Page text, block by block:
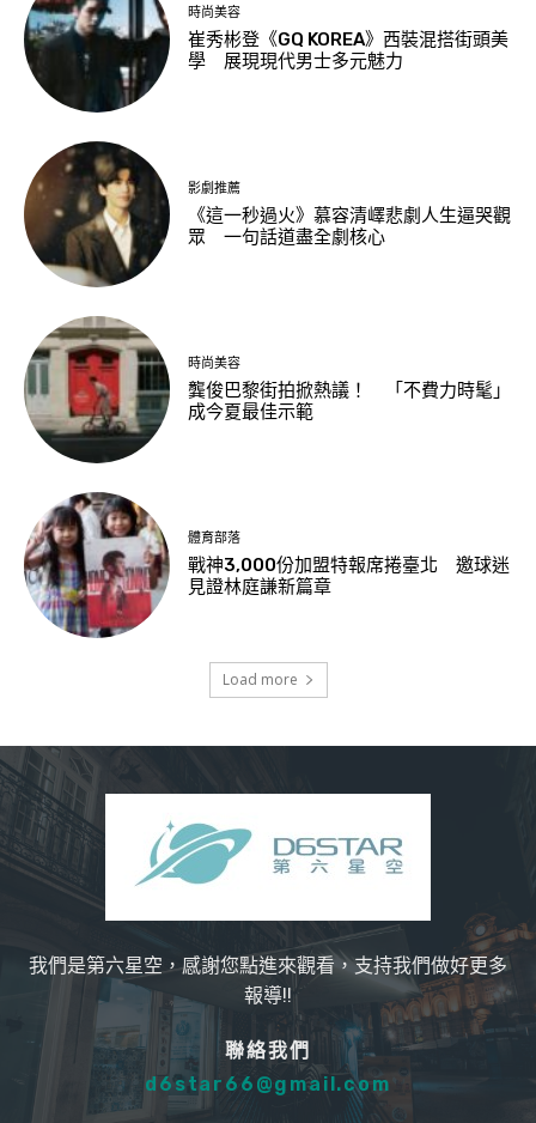
時尚美容
崔秀彬登《GQ KOREA》西裝混搭街頭美
學 展現現代男士多元魅力
影劇推薦
《這一秒過火》慕容清嶧悲劇人生逼哭觀
眾 一句話道盡全劇核心
時尚美容
龔俊巴黎街拍掀熱議！ 「不費力時髦」
成今夏最佳示範
體育部落
戰神3,000份加盟特報席捲臺北 邀球迷
見證林庭謙新篇章
Load more
我們是第六星空，感謝您點進來觀看，支持我們做好更多
報導!!
聯絡我們
d6star66@gmail.com